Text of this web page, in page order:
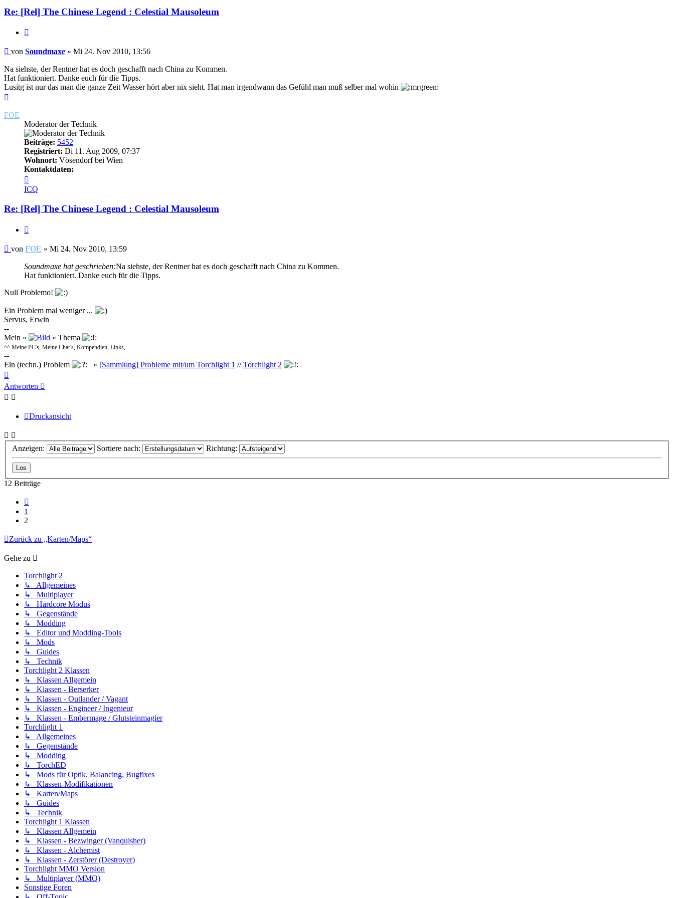
Re: [Rel] The Chinese Legend : Celestial Mausoleum
Beitrag
von Soundmaxe » Mi 24. Nov 2010, 13:56
Na siehste, der Rentner hat es doch geschafft nach China zu Kommen.
Hat funktioniert. Danke euch für die Tipps.
Lusitg ist nur das man die ganze Zeit Wasser hört aber nix sieht. Hat man irgendwann das Gefühl man muß selber mal wohin
FOE
Moderator der Technik
Beiträge: 5452
Registriert: Di 11. Aug 2009, 07:37
Wohnort: Vösendorf bei Wien
Kontaktdaten:
von
FOE
ICQ
Re: [Rel] The Chinese Legend : Celestial Mausoleum
Beitrag
von FOE » Mi 24. Nov 2010, 13:59
Soundmaxe hat geschrieben:Na siehste, der Rentner hat es doch geschafft nach China zu Kommen.
Hat funktioniert. Danke euch für die Tipps.
Null Problemo!
Ein Problem mal weniger ...
Servus, Erwin
--
Mein «
» Thema
^^ Meine PC's, Meine Char's, Kompendien, Links, ...
--
Ein (techn.) Problem
» [Sammlung] Probleme mit/um Torchlight 1 //Torchlight 2
oben
Antworten
Druckansicht
Anzeigen: Sortiere nach: Richtung:
12 Beiträge
1
2
Zurück zu „Karten/Maps“
Gehe zu
Torchlight 2
↳ Allgemeines
↳ Multiplayer
↳ Hardcore Modus
↳ Gegenstände
↳ Modding
↳ Editor und Modding-Tools
↳ Mods
↳ Guides
↳ Technik
Torchlight 2 Klassen
↳ Klassen Allgemein
↳ Klassen - Berserker
↳ Klassen - Outlander / Vagant
↳ Klassen - Engineer / Ingenieur
↳ Klassen - Embermage / Glutsteinmagier
Torchlight 1
↳ Allgemeines
↳ Gegenstände
↳ Modding
↳ TorchED
↳ Mods für Optik, Balancing, Bugfixes
↳ Klassen-Modifikationen
↳ Karten/Maps
↳ Guides
↳ Technik
Torchlight 1 Klassen
↳ Klassen Allgemein
↳ Klassen - Bezwinger (Vanquisher)
↳ Klassen - Alchemist
↳ Klassen - Zerstörer (Destroyer)
Torchlight MMO Version
↳ Multiplayer (MMO)
Sonstige Foren